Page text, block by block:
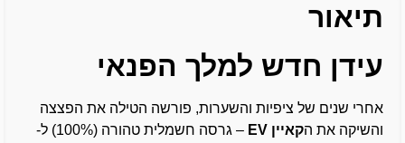
תיאור
עידן חדש למלך הפנאי
אחרי שנים של ציפיות והשערות, פורשה הטילה את הפצצה
והשיקה את הקאיין EV
– גרסה חשמלית טהורה (100%) ל-